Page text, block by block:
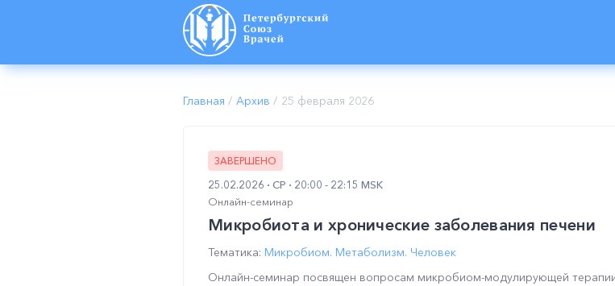
Главная / Архив / 25 февраля 2026
ЗАВЕРШЕНО
25.02.2026 СР 20:00 - 22:15 MSK
Онлайн-семинар
Микробиота и хронические заболевания печени
Тематика: Микробиом. Метаболизм. Человек
Онлайн-семинар посвящен вопросам микробиом-модулирующей